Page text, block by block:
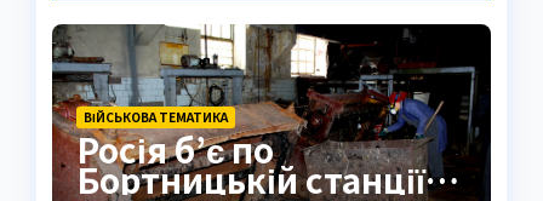
ВІЙСЬКОВА ТЕМАТИКА
Росія б’є по
Бортницькій станції: